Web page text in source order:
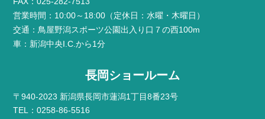
営業時間：10:00～18:00（定休日：水曜・木曜日）
交通：鳥屋野潟スポーツ公園出入り口７の西100m
車：新潟中央I.C.から1分
長岡ショールーム
〒940-2023 新潟県長岡市蓮潟1丁目8番23号
TEL：0258-86-5516